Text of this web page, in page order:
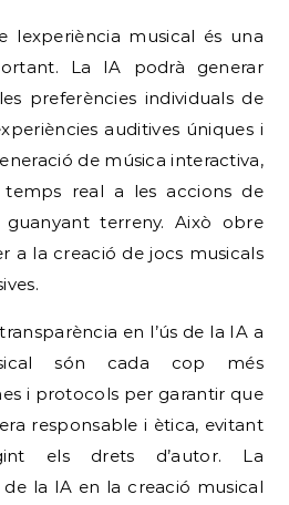
lexperiència musical és una
La IA podrà generar
preferències individuals de
auditives úniques i
de música interactiva,
real a les accions de
guanyant terreny. Això obre
a la creació de jocs musicals
en l’ús de la IA a
són cada cop més
i protocols per garantir que
responsable i ètica, evitant
els drets d’autor. La
de la IA en la creació musical